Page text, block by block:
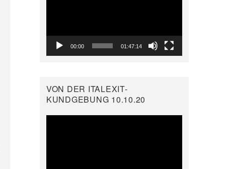
00:00 01:47:14
VON DER ITALEXIT-
KUNDGEBUNG 10.10.20